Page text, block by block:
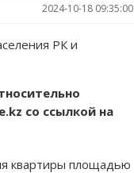
2024-10-18 09:35:00
РК и
со ссылкой на
квартиры площадью